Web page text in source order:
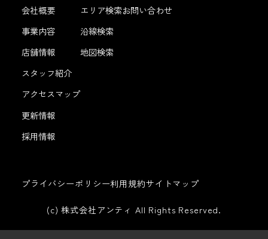
会社概要
事業内容
店舗情報
スタッフ紹介
アクセスマップ
更新情報
採用情報
エリア検索
沿線検索
地図検索
お問い合わせ
プライバシーポリシー利用規約サイトマップ
(c) 株式会社アンティ All Rights Reserved.